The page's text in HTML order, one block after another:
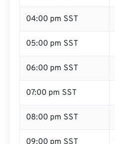
04:00 pm SST
05:00 pm SST
06:00 pm SST
07:00 pm SST
08:00 pm SST
09:00 pm SST